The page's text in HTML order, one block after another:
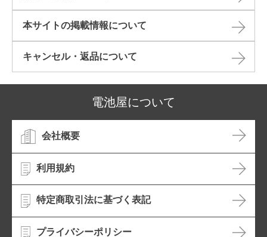
本サイトの掲載情報について​
キャンセル・返品について​
電池屋について
会社概要
利用規約
特定商取引法に基づく表記
プライバシーポリシー